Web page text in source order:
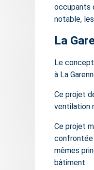
occupants
notable,
La
Le
à La
Ce projet
ventilation
Ce projet
confrontée
mêmes
bâtiment.